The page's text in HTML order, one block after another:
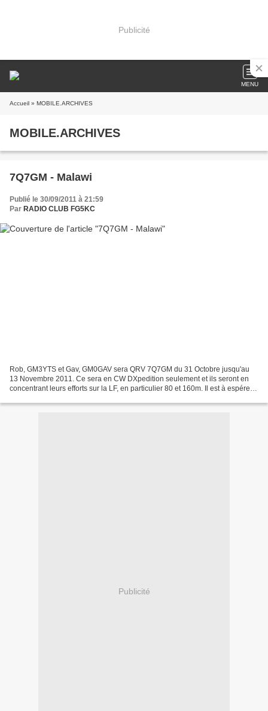
Publicité
MENU
Accueil » MOBILE.ARCHIVES
MOBILE.ARCHIVES
7Q7GM - Malawi
Publié le 30/09/2011 à 21:59
Par RADIO CLUB FG5KC
Rob, GM3YTS et Gav, GM0GAV sera QRV 7Q7GM du 31 Octobre jusqu'au
13 Novembre 2011. Ce sera en CW DXpedition seulement et ils seront en
concentrant leurs efforts sur la LF, en particulier 80 et 160m. Il est à espérer
Publicité